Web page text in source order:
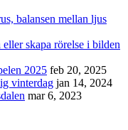
balansen mellan ljus
skapa rörelse i bilden
2025 feb 20, 2025
vinterdag jan 14, 2024
mar 6, 2023